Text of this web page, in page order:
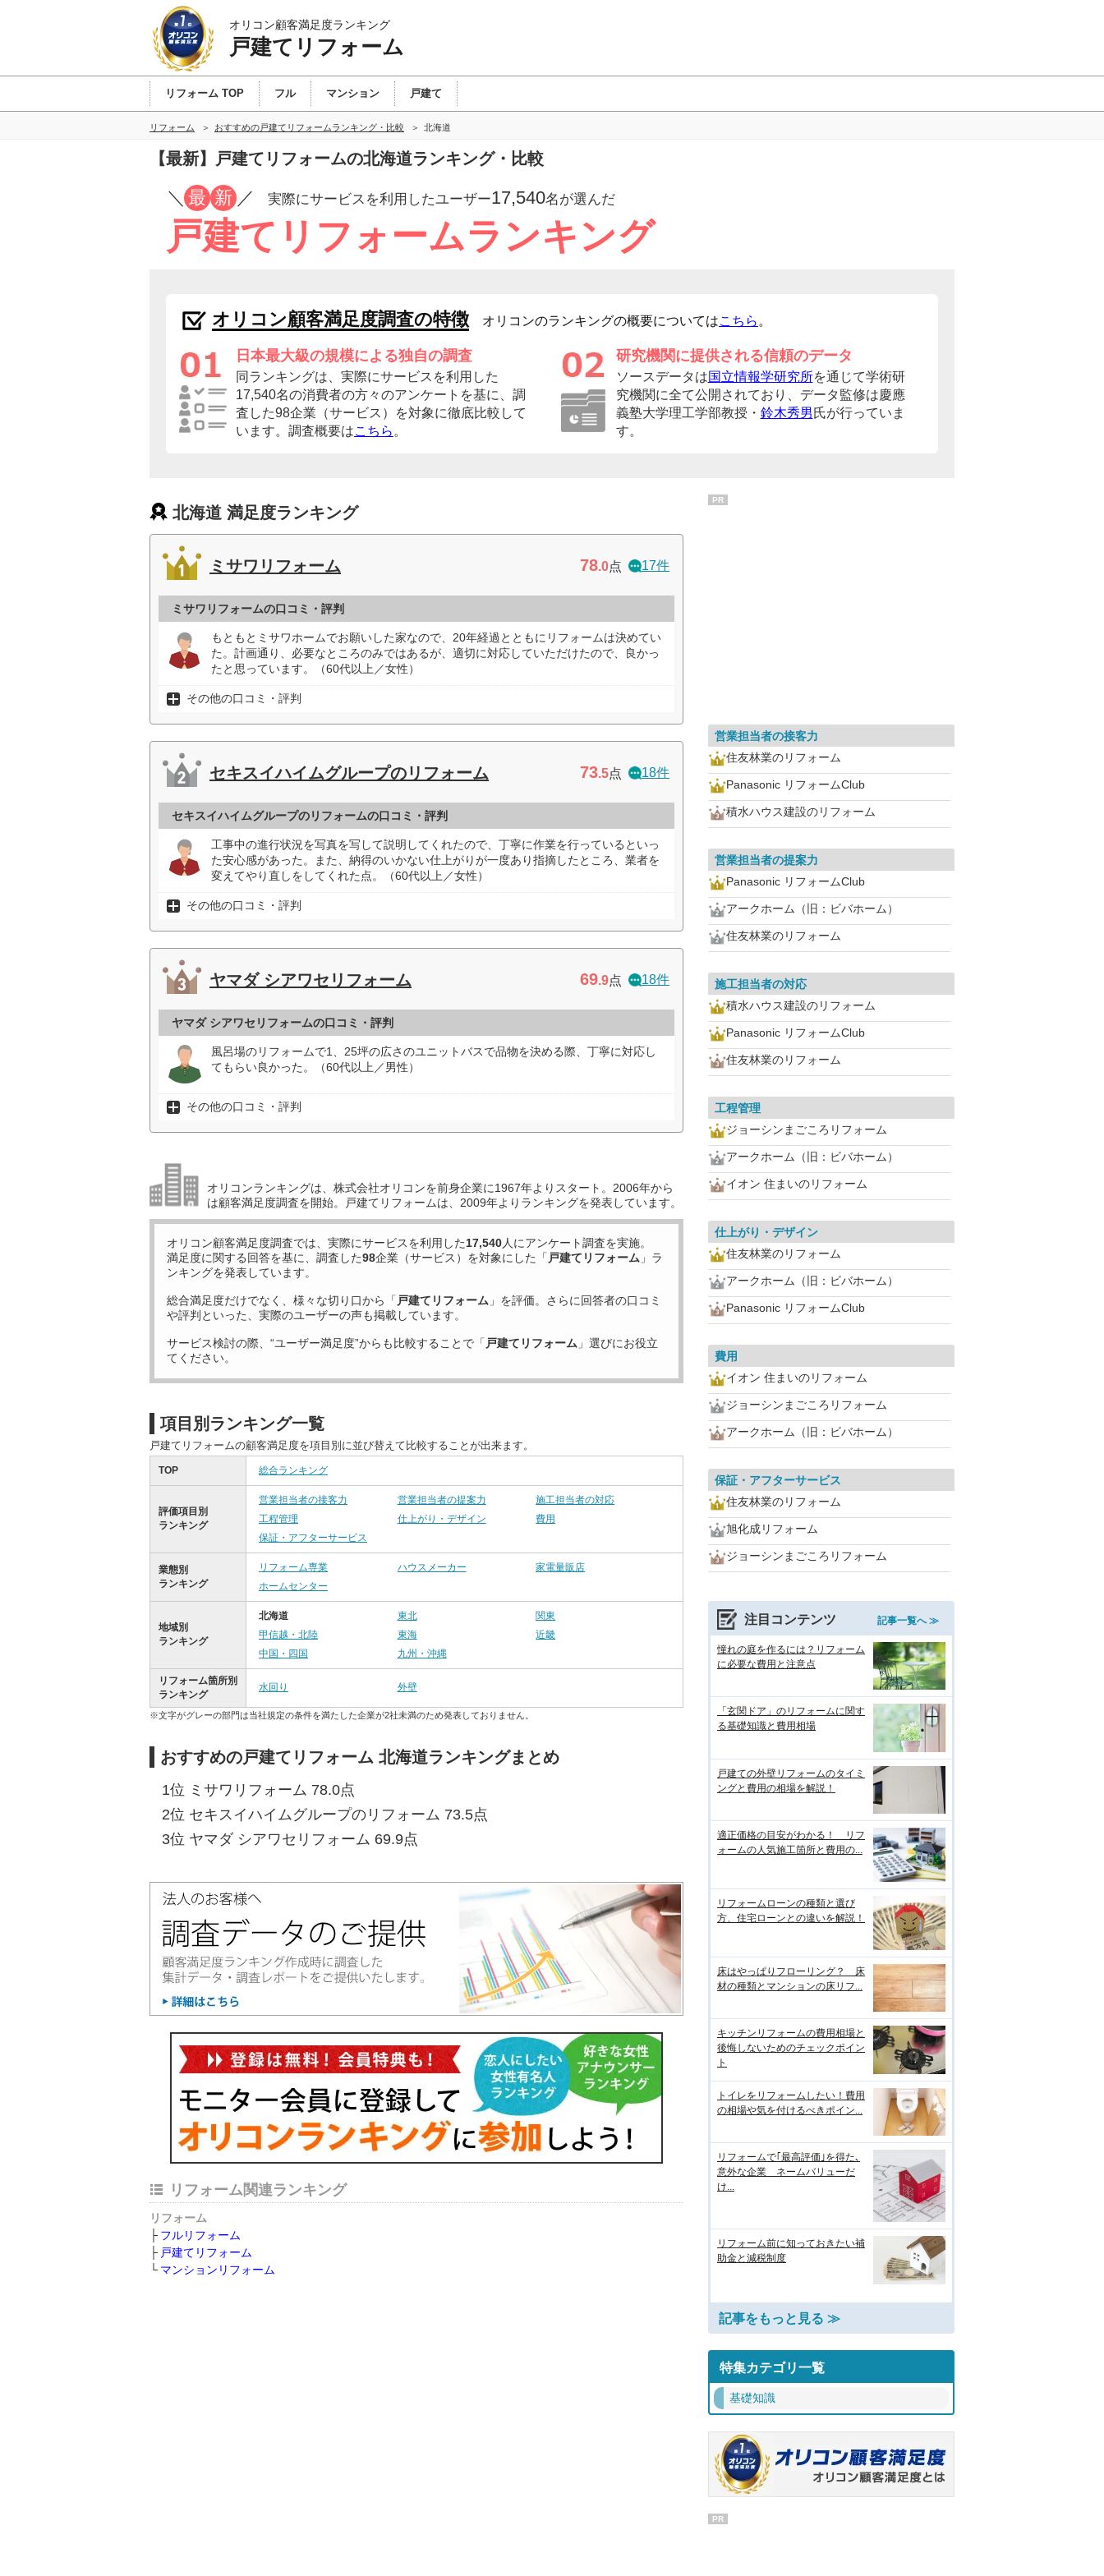
オリコン顧客満足度ランキング
戸建てリフォーム
リフォーム TOP フル マンション 戸建て
リフォーム おすすめの戸建てリフォームランキング・比較 北海道
【最新】戸建てリフォームの北海道ランキング・比較
／ 最 新 ／ 実際にサービスを利用したユーザー17,540名が選んだ
戸建てリフォームランキング
オリコン顧客満足度調査の特徴 オリコンのランキングの概要についてはこちら 。
日本最大級の規模による独自の調査
同ランキングは、実際にサービスを利用した
17,540名の消費者の方々のアンケートを基に、調
査した98企業（サービス）を対象に徹底比較して
います。調査概要はこちら 。
研究機関に提供される信頼のデータ
ソースデータは国立情報学研究所を通じて学術研
究機関に全て公開されており、データ監修は慶應
義塾大学理工学部教授・ 鈴木秀男 氏が行っていま
す。
北海道 満足度ランキング
ミサワリフォーム 78.0点 17件
ミサワリフォームの口コミ・評判
もともとミサワホームでお願いした家なので、20年経過とともにリフォームは決めてい
た。計画通り、必要なところのみではあるが、適切に対応していただけたので、良かっ
たと思っています。（60代以上／女性）
その他の口コミ・評判
セキスイハイムグループのリフォーム 73.5点 18件
セキスイハイムグループのリフォームの口コミ・評判
工事中の進行状況を写真を写して説明してくれたので、丁寧に作業を行っているといっ
た安心感があった。また、納得のいかない仕上がりが一度あり指摘したところ、業者を
変えてやり直しをしてくれた点。（60代以上／女性）
その他の口コミ・評判
ヤマダ シアワセリフォーム 69.9点 18件
ヤマダ シアワセリフォームの口コミ・評判
風呂場のリフォームで1、25坪の広さのユニットバスで品物を決める際、丁寧に対応し
てもらい良かった。（60代以上／男性）
その他の口コミ・評判
オリコンランキングは、株式会社オリコンを前身企業に1967年よりスタート。2006年から
は顧客満足度調査を開始。戸建てリフォームは、2009年よりランキングを発表しています。
オリコン顧客満足度調査では、実際にサービスを利用した17,540人にアンケート調査を実施。
満足度に関する回答を基に、調査した98企業（サービス）を対象にした「 戸建てリフォーム 」ラ
ンキングを発表しています。
総合満足度だけでなく、様々な切り口から「 戸建てリフォーム 」を評価。さらに回答者の口コミ
や評判といった、実際のユーザーの声も掲載しています。
サービス検討の際、“ユーザー満足度”からも比較することで「 戸建てリフォーム 」選びにお役立
てください。
項目別ランキング一覧
戸建てリフォームの顧客満足度を項目別に並び替えて比較することが出来ます。
TOP 総合ランキング
評価項目別
ランキング
営業担当者の接客力 営業担当者の提案力
施工担当者の対応
工程管理
仕上がり・デザイン
費用
保証・アフターサービス
業態別
ランキング
リフォーム専業 ハウスメーカー
家電量販店
ホームセンター
地域別
ランキング
北海道 東北
関東
甲信越・北陸
東海
近畿
中国・四国
九州・沖縄
リフォーム箇所別
ランキング
水回り 外壁
※文字がグレーの部門は当社規定の条件を満たした企業が2社未満のため発表しておりません。
おすすめの戸建てリフォーム 北海道ランキングまとめ
1位 ミサワリフォーム 78.0点
2位 セキスイハイムグループのリフォーム 73.5点
3位 ヤマダ シアワセリフォーム 69.9点
リフォーム関連ランキング
リフォーム
フルリフォーム
戸建てリフォーム
マンションリフォーム
PR
営業担当者の接客力
住友林業のリフォーム
Panasonic リフォームClub
積水ハウス建設のリフォーム
営業担当者の提案力
Panasonic リフォームClub
アークホーム（旧：ビバホーム）
住友林業のリフォーム
施工担当者の対応
積水ハウス建設のリフォーム
Panasonic リフォームClub
住友林業のリフォーム
工程管理
ジョーシンまごころリフォーム
アークホーム（旧：ビバホーム）
イオン 住まいのリフォーム
仕上がり・デザイン
住友林業のリフォーム
アークホーム（旧：ビバホーム）
Panasonic リフォームClub
費用
イオン 住まいのリフォーム
ジョーシンまごころリフォーム
アークホーム（旧：ビバホーム）
保証・アフターサービス
住友林業のリフォーム
旭化成リフォーム
ジョーシンまごころリフォーム
注目コンテンツ 記事一覧へ ≫
憧れの庭を作るには？リフォーム
に必要な費用と注意点
「玄関ドア」のリフォームに関す
る基礎知識と費用相場
戸建ての外壁リフォームのタイミ
ングと費用の相場を解説！
適正価格の目安がわかる！ リフ
ォームの人気施工箇所と費用の...
リフォームローンの種類と選び
方、住宅ローンとの違いを解説！
床はやっぱりフローリング？ 床
材の種類とマンションの床リフ...
キッチンリフォームの費用相場と
後悔しないためのチェックポイン
ト
トイレをリフォームしたい！費用
の相場や気を付けるべきポイン...
リフォームで｢最高評価｣を得た､
意外な企業 ネームバリューだ
け...
リフォーム前に知っておきたい補
助金と減税制度
記事をもっと見る ≫
特集カテゴリ一覧
基礎知識
PR